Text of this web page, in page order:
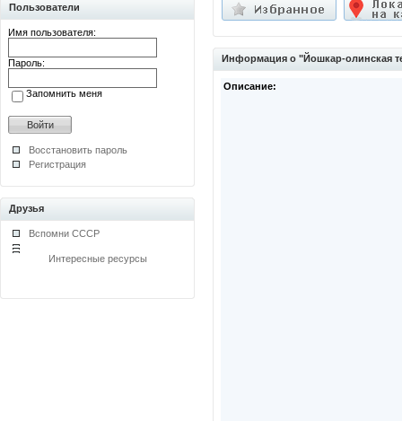
Пользователи
Имя пользователя:
Пароль:
Запомнить меня
Восстановить пароль
Регистрация
Друзья
Вспомни СССР
Интересные ресурсы
Информация о "Йошкар-олинская
Описание: